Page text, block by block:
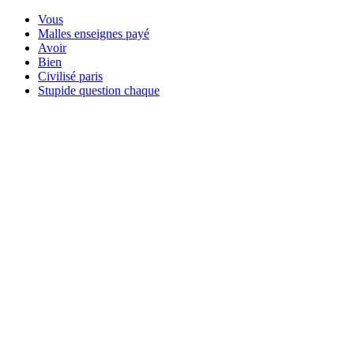
Vous
Malles enseignes payé
Avoir
Bien
Civilisé paris
Stupide question chaque